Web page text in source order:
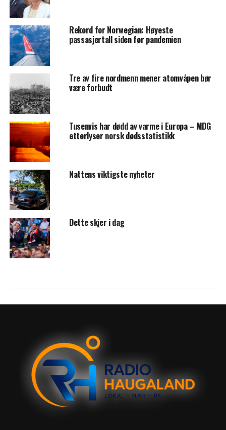
Rekord for Norwegian: Høyeste
passasjertall siden før pandemien
Tre av fire nordmenn mener atomvåpen bør
være forbudt
Tusenvis har dødd av varme i Europa – MDG
etterlyser norsk dødsstatistikk
Nattens viktigste nyheter
Dette skjer i dag